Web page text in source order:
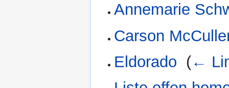
Annemarie
Carson
Eldorado (←